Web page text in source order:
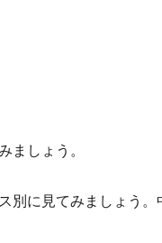
ましょう。
別に見てみましょう